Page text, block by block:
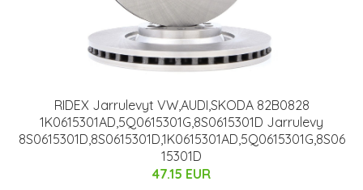
RIDEX Jarrulevyt VW,AUDI,SKODA 82B0828
1K0615301AD,5Q0615301G,8S0615301D Jarrulevy
8S0615301D,8S0615301D,1K0615301AD,5Q0615301G,8S06
15301D
47.15 EUR